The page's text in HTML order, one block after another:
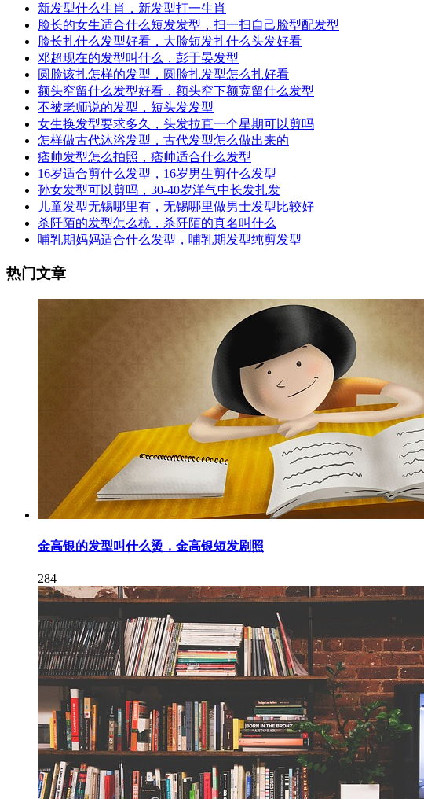
新发型什么生肖，新发型打一生肖
脸长的女生适合什么短发发型，扫一扫自己脸型配发型
脸长扎什么发型好看，大脸短发扎什么头发好看
邓超现在的发型叫什么，彭于晏发型
圆脸该扎怎样的发型，圆脸扎发型怎么扎好看
额头窄留什么发型好看，额头窄下额宽留什么发型
不被老师说的发型，短头发发型
女生换发型要求多久，头发拉直一个星期可以剪吗
怎样做古代沐浴发型，古代发型怎么做出来的
痞帅发型怎么拍照，痞帅适合什么发型
16岁适合剪什么发型，16岁男生剪什么发型
孙女发型可以剪吗，30-40岁洋气中长发扎发
儿童发型无锡哪里有，无锡哪里做男士发型比较好
杀阡陌的发型怎么梳，杀阡陌的真名叫什么
哺乳期妈妈适合什么发型，哺乳期发型纯剪发型
热门文章
金高银的发型叫什么烫，金高银短发剧照
284